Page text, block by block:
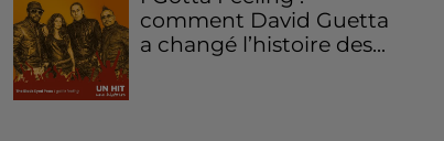
comment David Guetta
a changé l’histoire des...